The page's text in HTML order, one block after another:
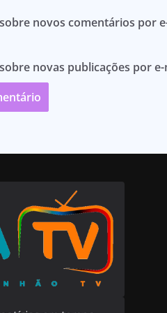
novos comentários por
novas publicações por